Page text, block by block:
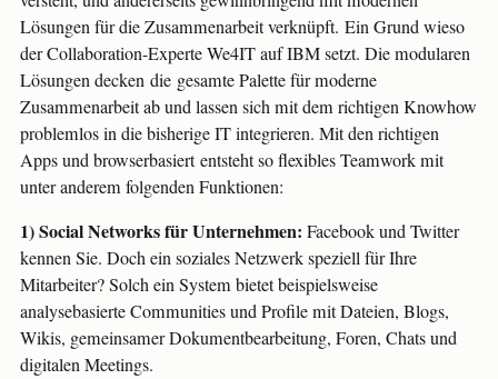
Lösungen für die Zusammenarbeit verknüpft. Ein Grund wieso
der Collaboration-Experte We4IT auf IBM setzt. Die modularen
Lösungen decken die gesamte Palette für moderne
Zusammenarbeit ab und lassen sich mit dem richtigen Knowhow
problemlos in die bisherige IT integrieren. Mit den richtigen
Apps und browserbasiert entsteht so flexibles Teamwork mit
unter anderem folgenden Funktionen:
1) Social Networks für Unternehmen: Facebook und Twitter
kennen Sie. Doch ein soziales Netzwerk speziell für Ihre
Mitarbeiter? Solch ein System bietet beispielsweise
analysebasierte Communities und Profile mit Dateien, Blogs,
Wikis, gemeinsamer Dokumentbearbeitung, Foren, Chats und
digitalen Meetings.